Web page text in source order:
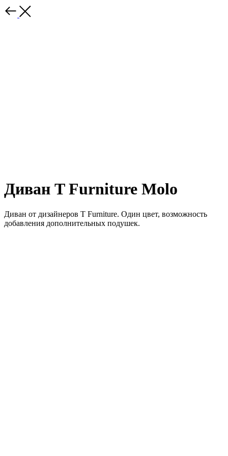
Диван T Furniture Molo
Диван от дизайнеров T Furniture. Один цвет, возможность
добавления дополнительных подушек.